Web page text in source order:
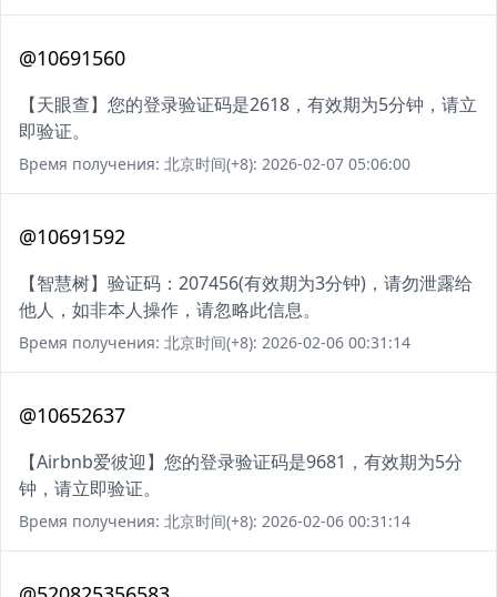
@10691560
【天眼查】您的登录验证码是2618，有效期为5分钟，请立
即验证。
Время получения: 北京时间(+8): 2026-02-07 05:06:00
@10691592
【智慧树】验证码：207456(有效期为3分钟)，请勿泄露给
他人，如非本人操作，请忽略此信息。
Время получения: 北京时间(+8): 2026-02-06 00:31:14
@10652637
【Airbnb爱彼迎】您的登录验证码是9681，有效期为5分
钟，请立即验证。
Время получения: 北京时间(+8): 2026-02-06 00:31:14